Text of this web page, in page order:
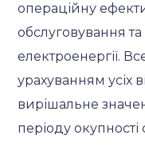
операційну
обслуговування
електроенергії.
урахуванням усіх
вирішальне
періоду окупності